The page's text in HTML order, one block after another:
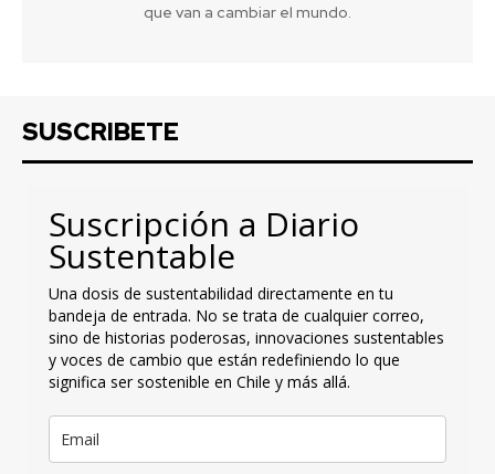
que van a cambiar el mundo.
SUSCRIBETE
Suscripción a Diario
Sustentable
Una dosis de sustentabilidad directamente en tu
bandeja de entrada. No se trata de cualquier correo,
sino de historias poderosas, innovaciones sustentables
y voces de cambio que están redefiniendo lo que
significa ser sostenible en Chile y más allá.